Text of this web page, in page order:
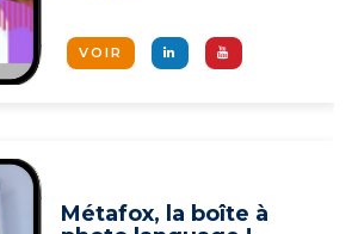
VOIR
Métafox, la boîte à